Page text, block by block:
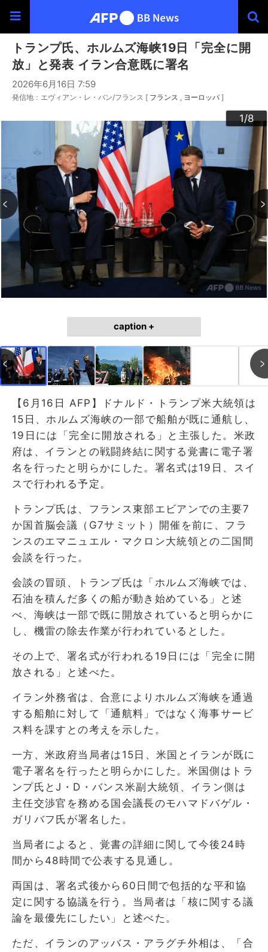
トランプ氏、ホルムズ海峡19日「完全に開
放」と発表 イラン合意既に署名
2026年6月16日 7:59
発信地：エヴィアン・レ・バン/フランス [ フランス ヨーロッパ ]
1/8
2/8
3/8
4/8
5/8
6/8
7/8
8/8
caption +
【6月16日 AFP】ドナルド・トランプ米大統領は
15日、ホルムズ海峡の一部で船舶が既に通航し、
19日には「完全に開放される」と主張した。米政
府は、イランとの戦闘終結に関する覚書に電子署
名を行ったと明らかにした。署名式は19日、スイ
スで行われる予定。
トランプ氏は、フランス東部エビアンでの主要7
か国首脳会議（G7サミット）開催を前に、フラ
ンスのエマニュエル・マクロン大統領との二国間
会談を行った。
会談の冒頭、トランプ氏は「ホルムズ海峡では、
石油を積んだ多くの船が動き始めている」と述
べ、海峡は一部で既に開放されていると明らかに
し、機雷の除去作業が行われているとした。
その上で、署名式が行われる19日には「完全に開
放される」と述べた。
イラン外務省は、合意によりホルムズ海峡を通過
する船舶に対して「通航料」ではなく海事サービ
ス料を課すとの考えを示した。
一方、米政府当局者は15日、米国とイランが既に
電子署名を行ったと明らかにした。米国側はトラ
ンプ氏とJ・D・バンス米副大統領、イラン側は
主任交渉官を務める国会議長のモハマドバゲル・
ガリバフ氏が署名した。
当局者によると、覚書の詳細に関して今後24時
間から48時間で公表する見通し。
両国は、署名式後から60日間で包括的な平和協
定に関する協議を行う。当局者は「核に関する議
論を最優先にしたい」と述べた。
ただ、イランのアッバス・アラグチ外相は、「合